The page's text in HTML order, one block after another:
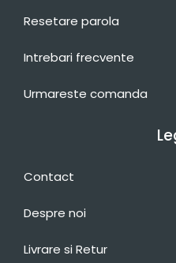
Resetare parola
Intrebari frecvente
Urmareste comanda
Contact
Despre noi
Livrare si Retur